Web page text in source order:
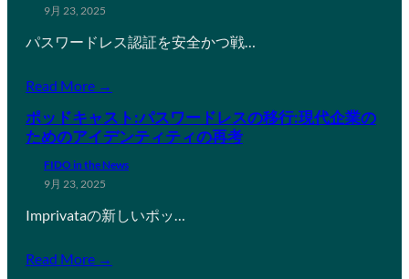
9月 23, 2025
パスワードレス認証を安全かつ戦…
Read More →
ポッドキャスト:パスワードレスの移行:現代企業の
ためのアイデンティティの再考
FIDO in the News
9月 23, 2025
Imprivataの新しいポッ…
Read More →